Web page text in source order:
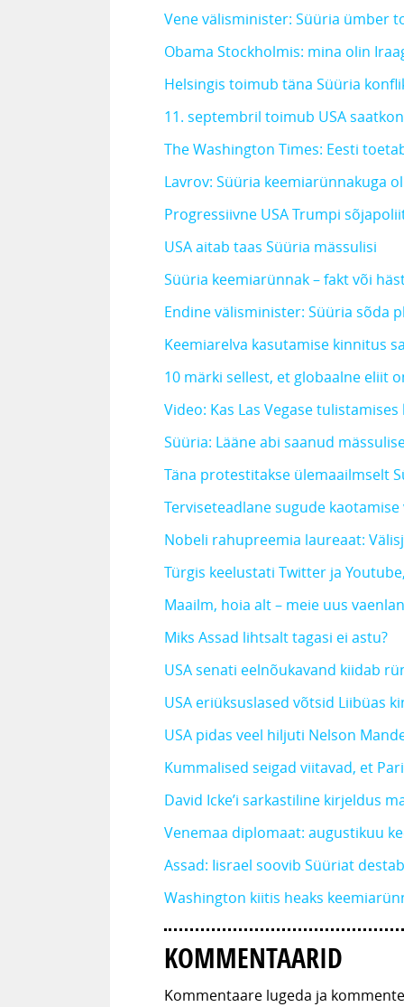
Vene välisminister: Süüria ümber
Obama Stockholmis: mina olin
Helsingis toimub täna Süüria
11. septembril toimub USA
The Washington Times: Eesti
Lavrov: Süüria keemiarünnakuga
Progressiivne USA Trumpi
USA aitab taas Süüria mässulisi
Süüria keemiarünnak – fakt või
Endine välisminister: Süüria sõda
Keemiarelva kasutamise kinnitus
10 märki sellest, et globaalne eliit
Video: Kas Las Vegase
Süüria: Lääne abi saanud
Täna protestitakse ülemaailmselt
Terviseteadlane sugude
Nobeli rahupreemia laureaat:
Türgis keelustati Twitter ja
Maailm, hoia alt – meie uus
Miks Assad lihtsalt tagasi ei astu?
USA senati eelnõukavand kiidab
USA eriüksuslased võtsid Liibüas
USA pidas veel hiljuti Nelson
Kummalised seigad viitavad, et
David Icke’i sarkastiline kirjeldus
Venemaa diplomaat: augustikuu
Assad: Iisrael soovib Süüriat
Washington kiitis heaks
KOMMENTAARID
Kommentaare lugeda ja